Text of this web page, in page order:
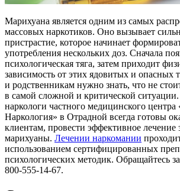
Марихуана является одним из самых
массовых наркотиков. Оно вызывает
пристрастие, которое начинает
употребления нескольких доз. Сначала
психологическая тяга, затем приходит
зависимость от этих ядовитых и опасных
и родственникам нужно знать, что не
в самой сложной и критической
наркологи частного медицинского
Наркология» в Отрадной всегда готовы
клиентам, провести эффективное лечение
марихуаны. Лечении наркомании
использованием сертифицированных
психологических методик. Обращайтесь
800-555-14-67.